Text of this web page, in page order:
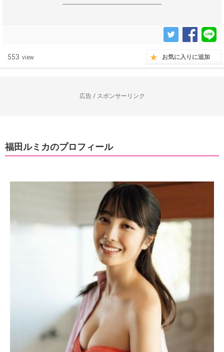
------------------------------------------------------------------
553 view お気に入りに追加
広告 / スポンサーリンク
福田ルミカのプロフィール